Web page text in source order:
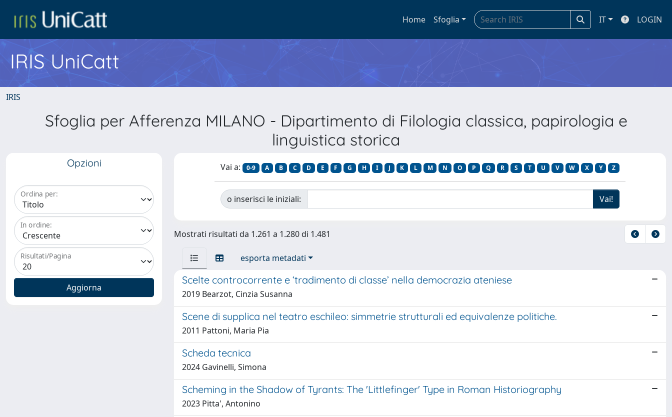
Home Sfoglia IT LOGIN
IRIS UniCatt
IRIS
Sfoglia per Afferenza MILANO - Dipartimento di Filologia classica, papirologia e
linguistica storica
Opzioni
Ordina per:
In ordine:
Risultati/Pagina
Vai a: 0-9 A B C D E F G H I J K L M N O P Q R S T U V W X Y Z
o inserisci le iniziali:
Mostrati risultati da 1.261 a 1.280 di 1.481
esporta metadati
Scelte controcorrente e ‘tradimento di classe’ nella democrazia ateniese
2019 Bearzot, Cinzia Susanna
Scene di supplica nel teatro eschileo: simmetrie strutturali ed equivalenze politiche.
2011 Pattoni, Maria Pia
Scheda tecnica
2024 Gavinelli, Simona
Scheming in the Shadow of Tyrants: The 'Littlefinger' Type in Roman Historiography
2023 Pitta', Antonino